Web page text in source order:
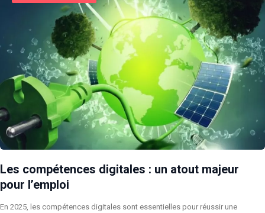
Les compétences digitales : un atout majeur
pour l’emploi
En 2025, les compétences digitales sont essentielles pour réussir une